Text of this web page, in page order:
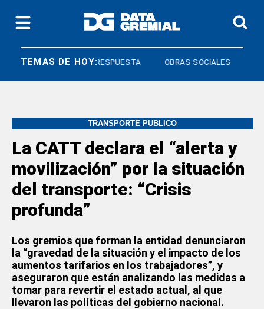
TEMAS DE HOY:
DERECHO A RESPUESTA OBRAS SOCIALES
TRANSPORTE PUBLICO
La CATT declara el “alerta y
movilización” por la situación
del transporte: “Crisis
profunda”
Los gremios que forman la entidad denunciaron
la “gravedad de la situación y el impacto de los
aumentos tarifarios en los trabajadores”, y
aseguraron que están analizando las medidas a
tomar para revertir el estado actual, al que
llevaron las políticas del gobierno nacional.